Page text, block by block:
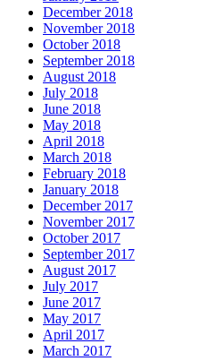
December 2018
November 2018
October 2018
September 2018
August 2018
July 2018
June 2018
May 2018
April 2018
March 2018
February 2018
January 2018
December 2017
November 2017
October 2017
September 2017
August 2017
July 2017
June 2017
May 2017
April 2017
March 2017